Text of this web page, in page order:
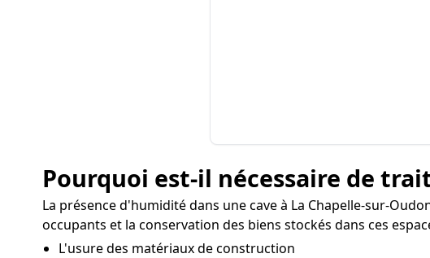
Pourquoi est-il nécessaire de
La présence d'humidité dans une cave à La Chapelle-sur-
occupants et la conservation des biens stockés dans ces
L'usure des matériaux de construction